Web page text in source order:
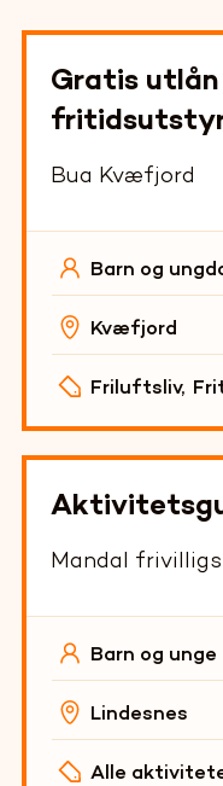
Gratis
Bua Kvæfjord
Barn og
Kvæfjord
Friluftsliv,
Mandal
Barn og unge
Lindesnes
Alle